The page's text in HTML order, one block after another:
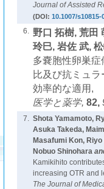
Journal of Assisted
(DOI: 10.1007/s10815-
6. 野口 拓樹, 荒田
玲巳, 岩佐 武,
多嚢胞性卵巣
比及び抗ミュ
効率的な適用,
医学と薬学, 82,
7. Shota Yamamoto,
Asuka Takeda,
Masafumi Kon,
Nobuo Shinohara
Kamikihito
increasing OTR and
The Journal of